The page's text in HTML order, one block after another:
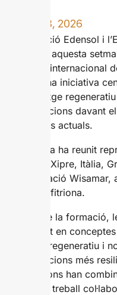
JULIOL 3, 2026
L’associació Edensol i
participat aquesta
formació internacional
Future’, una iniciativa
del lideratge
organitzacions davant
econòmics actuals.
La trobada ha reunit
Espanya, Xipre, Itàlia,
l’organització
entitat amfitriona.
Al llarg de la formació,
aprofundit en
lideratge regeneratiu i
organitzacions més
Les sessions han
espais de treball